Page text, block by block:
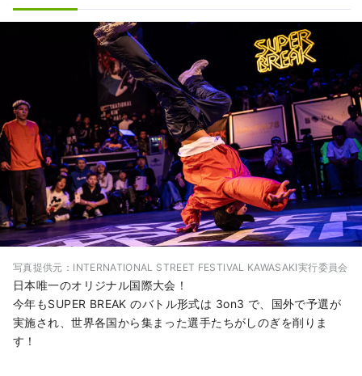
写真提供元：INTERNATIONAL STREET FESTIVAL KAWASAKI実行委員会
日本唯一のオリジナル国際大会！
今年もSUPER BREAK のバトル形式は 3on3 で、国外で予選が
実施され、世界各国から集まった選手たちがしのぎを削りま
す！